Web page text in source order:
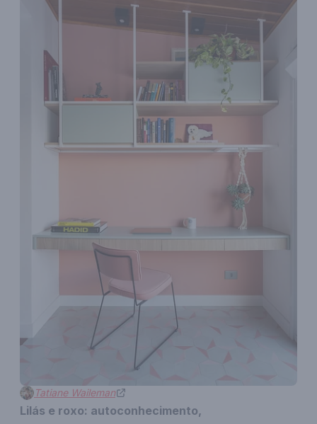
Tatiane Waileman
Lilás e roxo: autoconhecimento,